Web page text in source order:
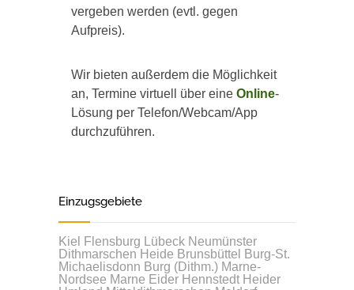
vergeben werden (evtl. gegen
Aufpreis).
Wir bieten außerdem die Möglichkeit
an, Termine virtuell über eine Online-
Lösung per Telefon/Webcam/App
durchzuführen.
Einzugsgebiete
Kiel Flensburg Lübeck Neumünster
Dithmarschen Heide Brunsbüttel
Burg-St.
Michaelisdonn Burg (Dithm.) Marne-
Nordsee Marne Eider Hennstedt Heider